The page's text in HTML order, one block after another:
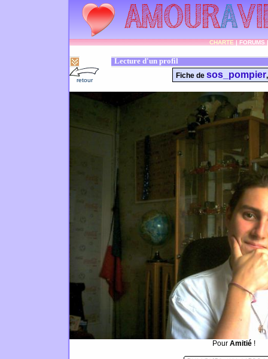
CHARTE|FORUMS
Lecture d'un profil
retour
Fiche de sos_pompier
Pour Amitié !